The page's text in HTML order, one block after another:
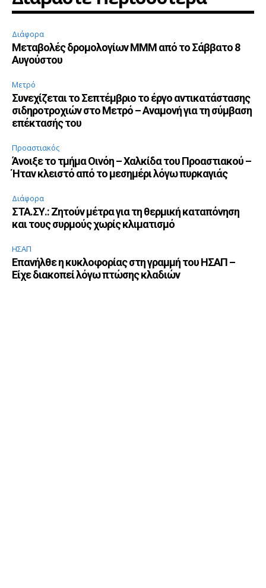
Διάφορα
Μεταβολές δρομολογίων ΜΜΜ από το Σάββατο 8
Αυγούστου
Μετρό
Συνεχίζεται το Σεπτέμβριο το έργο αντικατάστασης
σιδηροτροχιών στο Μετρό – Αναμονή για τη σύμβαση
επέκτασής του
Προαστιακός
Άνοιξε το τμήμα Οινόη – Χαλκίδα του Προαστιακού –
Ήταν κλειστό από το μεσημέρι λόγω πυρκαγιάς
Διάφορα
ΣΤΑ.ΣΥ.: Ζητούν μέτρα για τη θερμική καταπόνηση
και τους συρμούς χωρίς κλιματισμό
ΗΣΑΠ
Επανήλθε η κυκλοφορίας στη γραμμή του ΗΣΑΠ –
Είχε διακοπεί λόγω πτώσης κλαδιών